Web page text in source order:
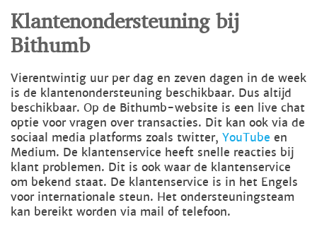
Klantenondersteuning bij
Bithumb
Vierentwintig uur per dag en zeven dagen in de week
is de klantenondersteuning beschikbaar. Dus altijd
beschikbaar. Op de Bithumb-website is een live chat
optie voor vragen over transacties. Dit kan ook via de
sociaal media platforms zoals twitter, YouTube en
Medium. De klantenservice heeft snelle reacties bij
klant problemen. Dit is ook waar de klantenservice
om bekend staat. De klantenservice is in het Engels
voor internationale steun. Het ondersteuningsteam
kan bereikt worden via mail of telefoon.